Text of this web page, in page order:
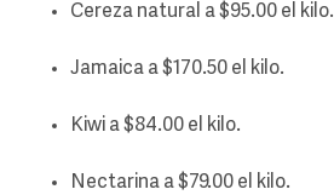
Cereza natural a $95.00 el kilo.
Jamaica a $170.50 el kilo.
Kiwi a $84.00 el kilo.
Nectarina a $79.00 el kilo.